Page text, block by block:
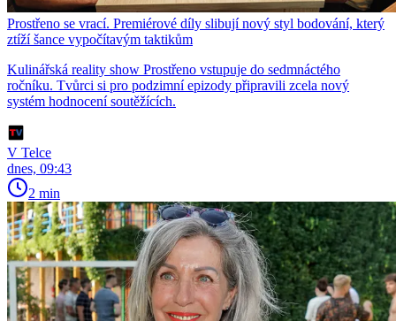
Prostřeno se vrací. Premiérové díly slibují nový styl bodování, který
ztíží šance vypočítavým taktikům
Kulinářská reality show Prostřeno vstupuje do sedmnáctého
ročníku. Tvůrci si pro podzimní epizody připravili zcela nový
systém hodnocení soutěžících.
V Telce
dnes, 09:43
2 min